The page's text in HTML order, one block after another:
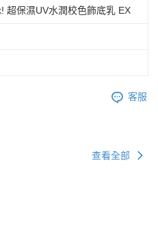
超保濕UV水潤校色飾底乳 EX
客服
查看全部